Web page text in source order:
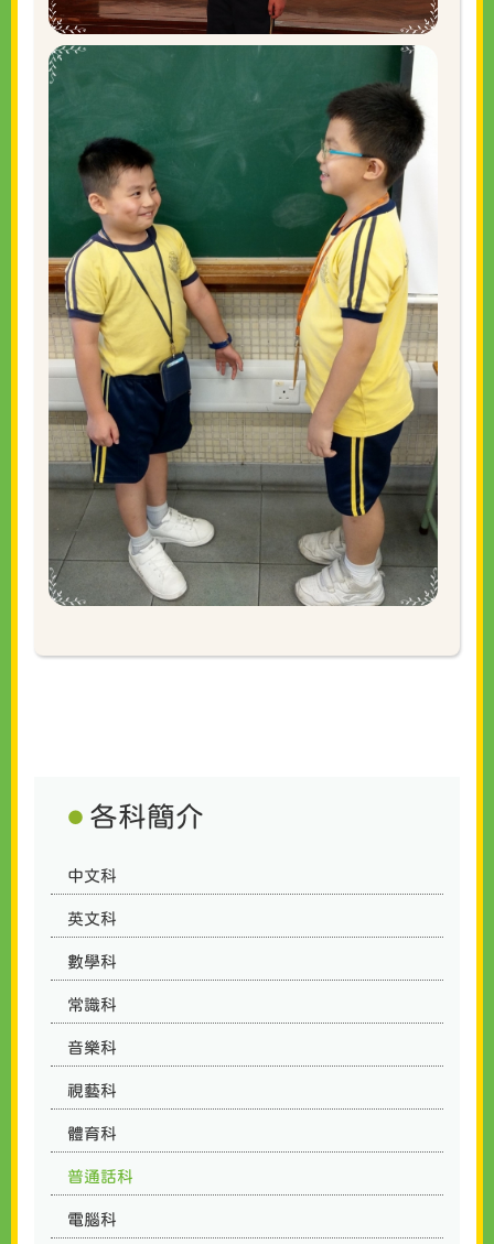
各科簡介
中文科
英文科
數學科
常識科
音樂科
視藝科
體育科
普通話科
電腦科